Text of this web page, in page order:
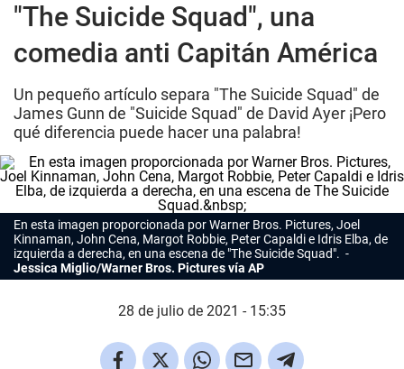
"The Suicide Squad", una
comedia anti Capitán América
Un pequeño artículo separa "The Suicide Squad" de
James Gunn de "Suicide Squad" de David Ayer ¡Pero
qué diferencia puede hacer una palabra!
En esta imagen proporcionada por Warner Bros. Pictures, Joel
Kinnaman, John Cena, Margot Robbie, Peter Capaldi e Idris Elba, de
izquierda a derecha, en una escena de "The Suicide Squad".
Jessica Miglio/Warner Bros. Pictures vía AP
28 de julio de 2021 - 15:35